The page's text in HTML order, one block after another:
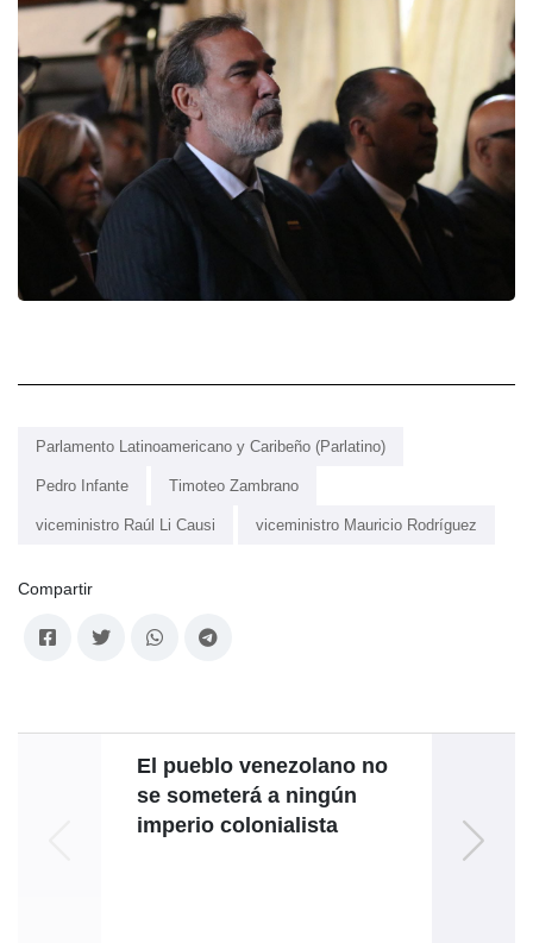
Parlamento Latinoamericano y Caribeño (Parlatino)
Pedro Infante Timoteo Zambrano
viceministro Raúl Li Causi viceministro Mauricio Rodríguez
Compartir
El pueblo venezolano no
se someterá a ningún
imperio colonialista